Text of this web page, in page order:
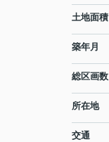
土地面積
築年月
総区画数
所在地
交通